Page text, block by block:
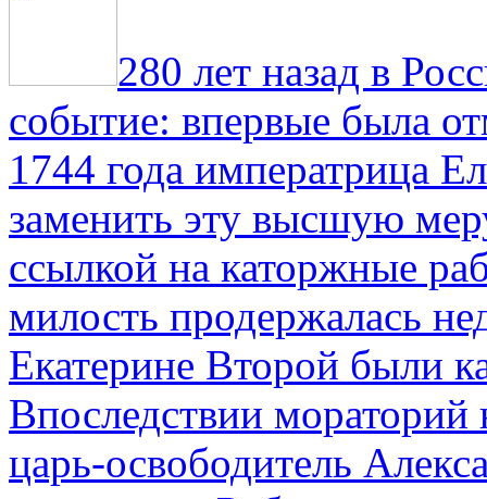
280 лет назад в
событие: впервые была
1744 года императрица
заменить эту высшую
ссылкой на каторжные
милость продержалась
Екатерине Второй были
Впоследствии мораторий
царь-освободитель